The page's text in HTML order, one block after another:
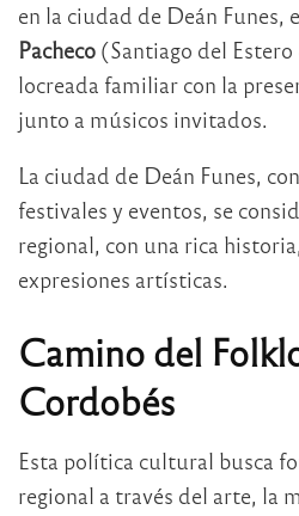
en la ciudad de Deán Funes,
Pacheco (Santiago del
locreada familiar con la
junto a músicos invitados.
La ciudad de Deán Funes,
festivales y eventos, se
regional, con una rica
expresiones artísticas.
Camino del
Cordobés
Esta política cultural busca
regional a través del arte, la